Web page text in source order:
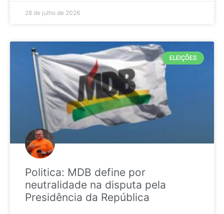
28 de julho de 2026
ELEIÇÕES
Politica: MDB define por
neutralidade na disputa pela
Presidência da República